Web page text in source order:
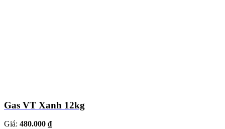
Gas VT Xanh 12kg
Giá: 480.000 ₫